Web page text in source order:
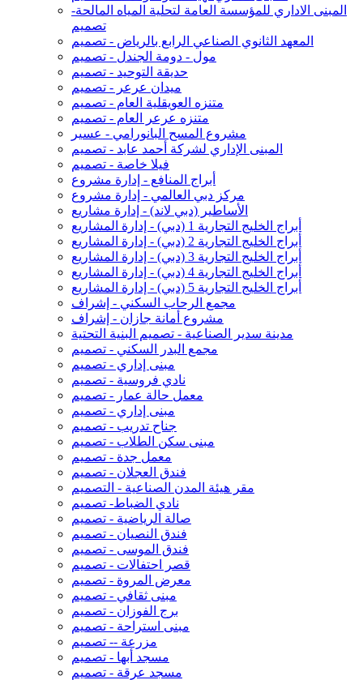
المبنى الاداري للمؤسسة العامة لتحلية المياه المالحة-
تصميم
المعهد الثانوي الصناعي الرابع بالرياض - تصميم
مول - دومة الجندل - تصميم
حديقة التوحيد - تصميم
ميدان عرعر - تصميم
متنزه العويقلية العام - تصميم
متنزه عرعر العام - تصميم
مشروع المسح البانورامي - عسير
المبنى الإداري لشركة أحمد عابد - تصميم
فيلا خاصة - تصميم
أبراج المنافع - إدارة مشروع
مركز دبي العالمي - إدارة مشروع
الأساطير (دبي لاند) - إدارة مشاريع
أبراج الخليج التجارية 1 (دبي) - إدارة المشاريع
أبراج الخليج التجارية 2 (دبي) - إدارة المشاريع
أبراج الخليج التجارية 3 (دبي) - إدارة المشاريع
أبراج الخليج التجارية 4 (دبي) - إدارة المشاريع
أبراج الخليج التجارية 5 (دبي) - إدارة المشاريع
مجمع الرحاب السكني - إشراف
مشروع أمانة جازان - إشراف
مدينة سدير الصناعية - تصميم البنية التحتية
مجمع البدر السكني - تصميم
مبنى إداري - تصميم
نادي فروسية - تصميم
معمل حالة عمار - تصميم
مبنى إداري - تصميم
جناح تدريب - تصميم
مبنى سكن الطلاب - تصميم
معمل جدة - تصميم
فندق العجلان - تصميم
مقر هيئة المدن الصناعية - التصميم
نادي الضباط- تصميم
صالة الرياضية - تصميم
فندق النصيان - تصميم
فندق الموسى - تصميم
قصر احتفالات - تصميم
معرض المروة - تصميم
مبنى ثقافي - تصميم
برج الفوزان - تصميم
مبنى استراحة - تصميم
مزرعة -- تصميم
مسجد أبها - تصميم
مسجد عرقة - تصميم